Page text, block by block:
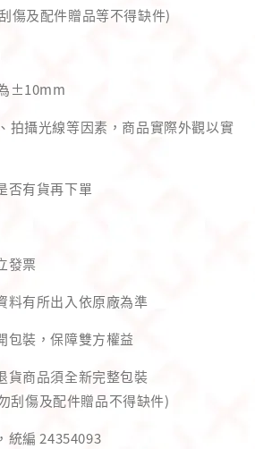
傷及配件贈品等不得缺件)
±10mm
拍攝光線等因素，商品實際外觀以實
否有貨再下單
發票
料有所出入依原廠為準
包裝，保障雙方權益
貨商品須全新完整包裝
刮傷及配件贈品不得缺件)
統編 24354093